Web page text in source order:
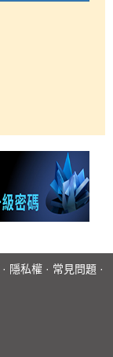
· 隱私權 · 常見問題 ·